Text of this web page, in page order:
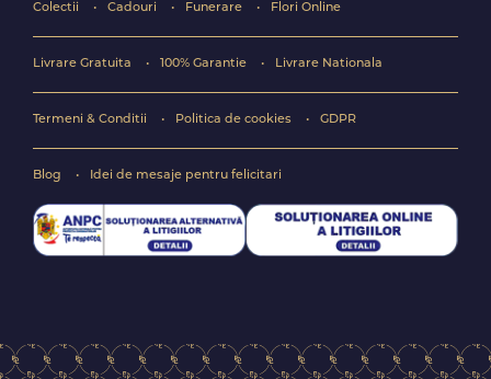
Colectii Cadouri Funerare Flori Online
Livrare Gratuita 100% Garantie Livrare Nationala
Termeni & Conditii Politica de cookies GDPR
Blog Idei de mesaje pentru felicitari